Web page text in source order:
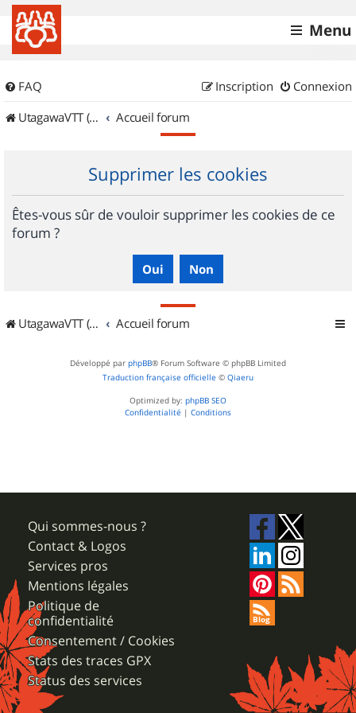
Menu
FAQ Connexion
Inscription
UtagawaVTT (Randos VTT et VTTAE avec traces GPS)
Accueil forum
Supprimer les cookies
Êtes-vous sûr de vouloir supprimer les cookies de ce
forum ?
UtagawaVTT (Randos VTT et VTTAE avec traces GPS) Accueil forum
Développé par phpBB® Forum Software © phpBB Limited
Traduction française officielle © Qiaeru
Optimized by: phpBB SEO
Confidentialité | Conditions
Qui sommes-nous ?
Contact & Logos
Services pros
Mentions légales
Politique de
confidentialité
Consentement / Cookies
Stats des traces GPX
Status des services